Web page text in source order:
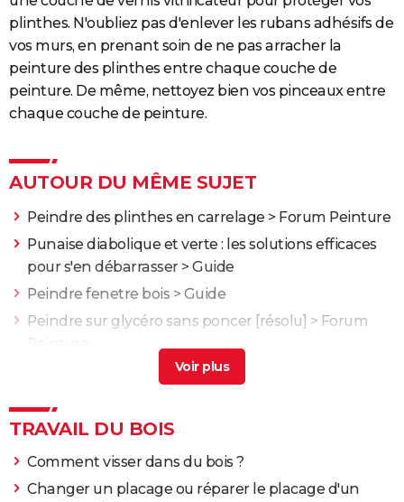
plinthes. N'oubliez pas d'enlever les rubans adhésifs de
vos murs, en prenant soin de ne pas arracher la
peinture des plinthes entre chaque couche de
peinture. De même, nettoyez bien vos pinceaux entre
chaque couche de peinture.
AUTOUR DU MÊME SUJET
Peindre des plinthes en carrelage > Forum Peinture
Punaise diabolique et verte : les solutions efficaces
pour s'en débarrasser> Guide
Peindre fenetre bois > Guide
Peindre sur glycéro sans poncer [résolu] > Forum
Peindre des volets en bois sans décaper
TRAVAIL DU BOIS
Comment visser dans du bois ?
Changer un placage ou réparer le placage d'un